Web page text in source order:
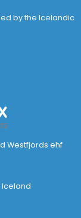
by the Icelandic
Westfjords ehf
Iceland